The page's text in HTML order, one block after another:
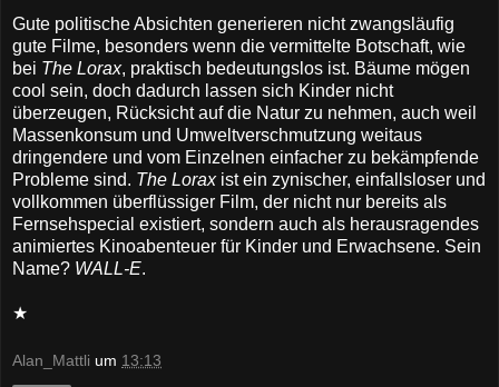
Gute politische Absichten generieren nicht zwangsläufig
gute Filme, besonders wenn die vermittelte Botschaft, wie
bei The Lorax, praktisch bedeutungslos ist. Bäume mögen
cool sein, doch dadurch lassen sich Kinder nicht
überzeugen, Rücksicht auf die Natur zu nehmen, auch weil
Massenkonsum und Umweltverschmutzung weitaus
dringendere und vom Einzelnen einfacher zu bekämpfende
Probleme sind. The Lorax ist ein zynischer, einfallsloser und
vollkommen überflüssiger Film, der nicht nur bereits als
Fernsehspecial existiert, sondern auch als herausragendes
animiertes Kinoabenteuer für Kinder und Erwachsene. Sein
Name? WALL-E.
★
Alan_Mattli um 13:13